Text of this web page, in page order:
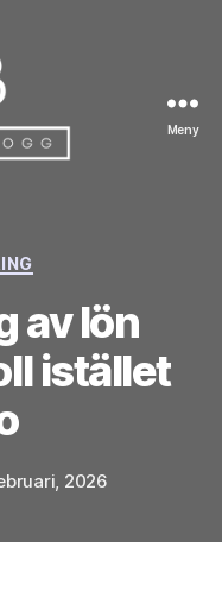
Meny
av lön
istället
2026